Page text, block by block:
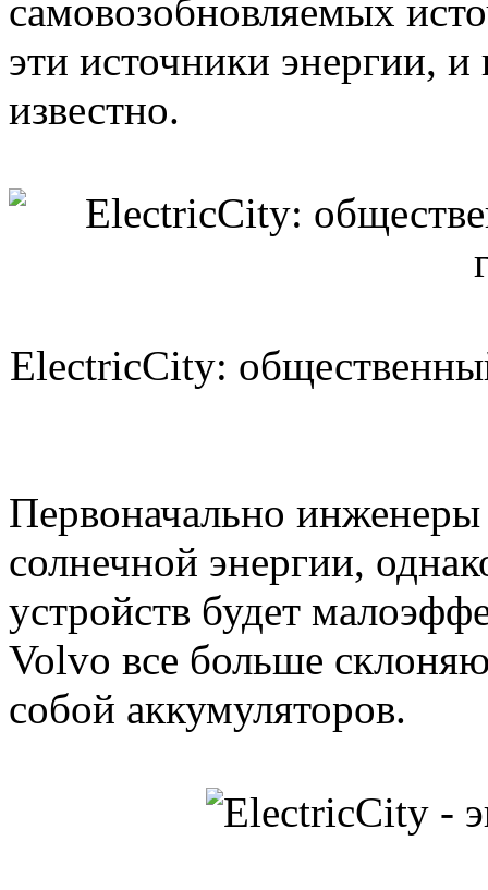
самовозобновляемых
эти источники энергии, и
известно.
ElectricCity:
Первоначально
солнечной энергии,
устройств будет
Volvo все больше
собой аккумуляторов.